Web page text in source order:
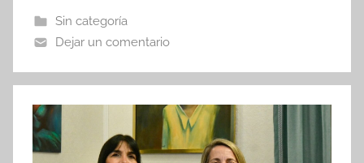
b
o
o
k
A
p
p
tir
Sin categoría
Dejar un comentario